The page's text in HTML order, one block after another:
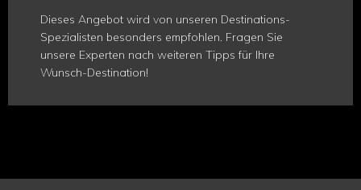
Dieses Angebot wird von unseren Destinations-
Spezialisten besonders empfohlen. Fragen Sie
unsere Experten nach weiteren Tipps für Ihre
Wunsch-Destination!